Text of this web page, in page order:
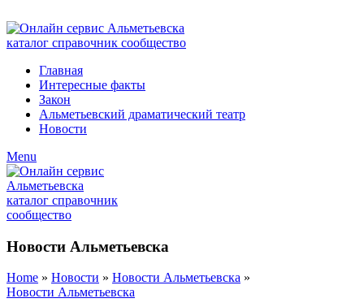
Главная
Интересные факты
Закон
Альметьевский драматический театр
Новости
Menu
Новости Альметьевска
Home » Новости » Новости Альметьевска »
Новости Альметьевска